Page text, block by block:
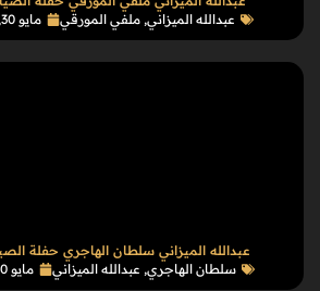
عبدالله الميزاني,ملفي المورقي مايو 30, 2026
عبدالله الميزاني سلطان الهاجري حفلة الصياهد
سلطان الهاجري, عبدالله الميزاني مايو 30, 2026